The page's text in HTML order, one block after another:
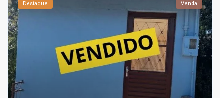
Destaque Venda